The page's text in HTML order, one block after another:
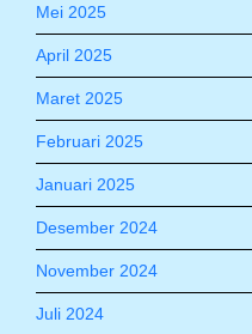
Mei 2025
April 2025
Maret 2025
Februari 2025
Januari 2025
Desember 2024
November 2024
Juli 2024